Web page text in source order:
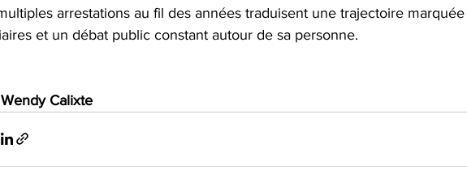
arrestations au fil des années traduisent une trajectoire
et un débat public constant autour de sa personne.
Calixte